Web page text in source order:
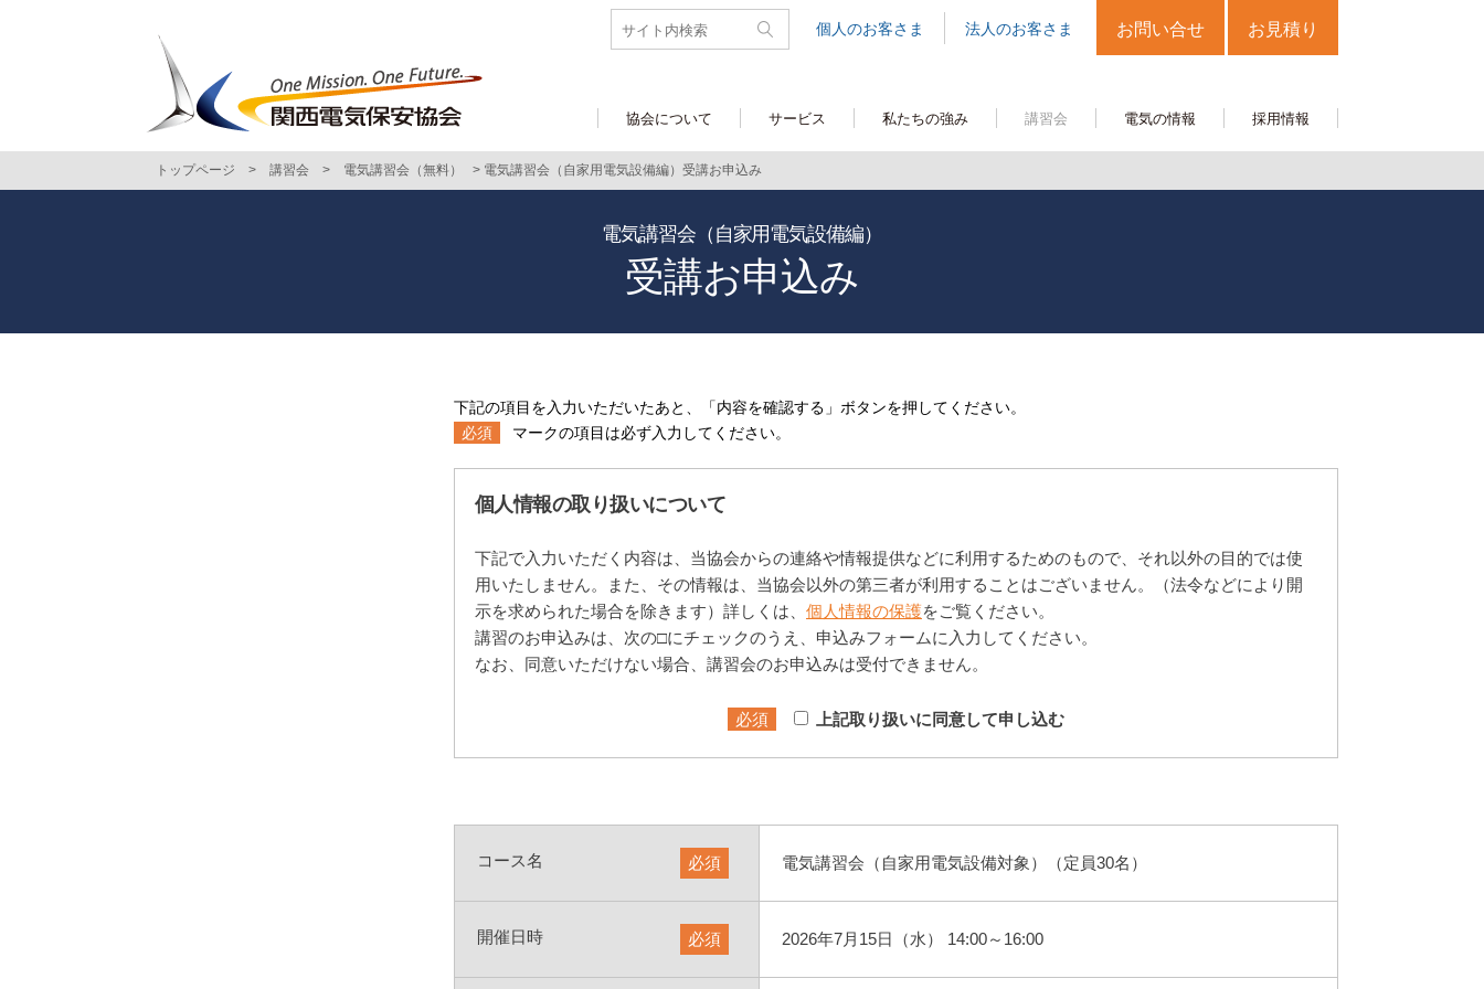
個人のお客さま 法人のお客さま お問い合せ お見積り
協会について サービス 私たちの強み 講習会 電気の情報 採用情報
トップページ > 講習会 > 電気講習会（無料） > 電気講習会（自家用電気設備編）受講お申込み
電気講習会（自家用電気設備編）
受講お申込み
下記の項目を入力いただいたあと、「内容を確認する」ボタンを押してください。
必須
マークの項目は必ず入力してください。
個人情報の取り扱いについて
下記で入力いただく内容は、当協会からの連絡や情報提供などに利用するためのもので、それ以外の目的では使
用いたしません。また、その情報は、当協会以外の第三者が利用することはございません。（法令などにより開
示を求められた場合を除きます）詳しくは、 個人情報の保護をご覧ください。
講習のお申込みは、次の□にチェックのうえ、申込みフォームに入力してください。
なお、同意いただけない場合、講習会のお申込みは受付できません。
必須 上記取り扱いに同意して申し込む
必須
コース名 電気講習会（自家用電気設備対象）（定員30名）
必須
開催日時 2026年7月15日（水） 14:00～16:00